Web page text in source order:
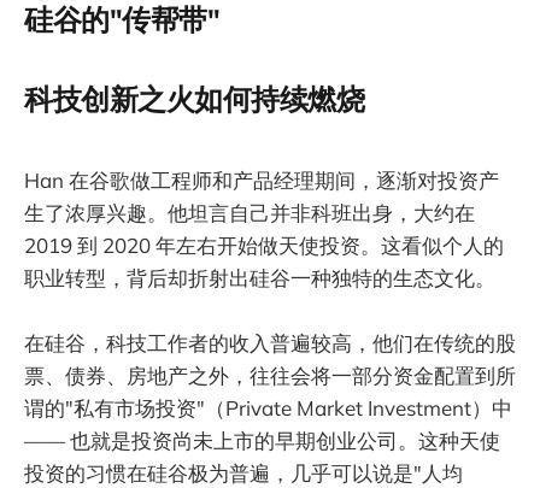
硅谷的"传帮带"
科技创新之火如何持续燃烧
Han 在谷歌做工程师和产品经理期间，逐渐对投资产
生了浓厚兴趣。他坦言自己并非科班出身，大约在
2019 到 2020 年左右开始做天使投资。这看似个人的
职业转型，背后却折射出硅谷一种独特的生态文化。
在硅谷，科技工作者的收入普遍较高，他们在传统的股
票、债券、房地产之外，往往会将一部分资金配置到所
谓的"私有市场投资"（Private Market Investment）中
—— 也就是投资尚未上市的早期创业公司。这种天使
投资的习惯在硅谷极为普遍，几乎可以说是"人均